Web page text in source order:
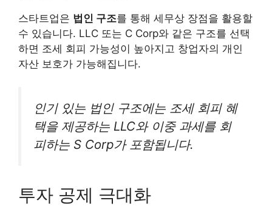
스타트업은 법인 구조를 통해 세무상 장점을 활용할
수 있습니다. LLC 또는 C Corp와 같은 구조를 선택
하면 조세 회피 가능성이 높아지고 창업자의 개인
자산 보호가 가능해집니다.
인기 있는 법인 구조에는 조세 회피 혜
택을 제공하는 LLC와 이중 과세를 회
피하는 S Corp가 포함됩니다.
투자 공제 극대화